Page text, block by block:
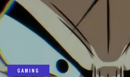
GAMING